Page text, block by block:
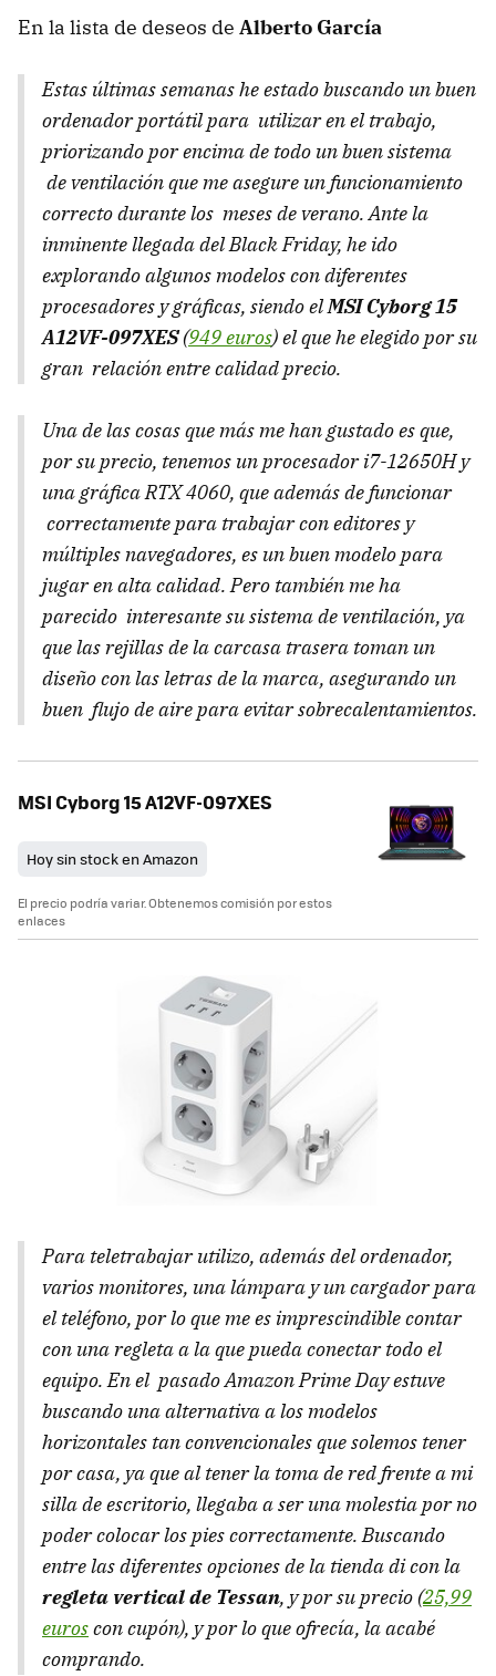
En la lista de deseos de Alberto García
Estas últimas semanas he estado buscando un buen
ordenador portátil para utilizar en el trabajo,
priorizando por encima de todo un buen sistema
de ventilación que me asegure un funcionamiento
correcto durante los meses de verano. Ante la
inminente llegada del Black Friday, he ido
explorando algunos modelos con diferentes
procesadores y gráficas, siendo elMSI Cyborg 15
A12VF-097XES(949 euros) el que he elegido por su
gran relación entre calidad precio.
Una de las cosas que más me han gustado es que,
por su precio, tenemos un procesador i7-12650H y
una gráfica RTX 4060, que además de funcionar
correctamente para trabajar con editores y
múltiples navegadores, es un buen modelo para
jugar en alta calidad. Pero también me ha
parecido interesante su sistema de ventilación, ya
que las rejillas de la carcasa trasera toman un
diseño con las letras de la marca, asegurando un
buen flujo de aire para evitar sobrecalentamientos.
MSI Cyborg 15 A12VF-097XES
Hoy sin stock en Amazon
El precio podría variar. Obtenemos comisión por estos
enlaces
Para teletrabajar utilizo, además del ordenador,
varios monitores, una lámpara y un cargador para
el teléfono, por lo que me es imprescindible contar
con una regleta a la que pueda conectar todo el
equipo. En el pasado Amazon Prime Day estuve
buscando una alternativa a los modelos
horizontales tan convencionales que solemos tener
por casa, ya que al tener la toma de red frente a mi
silla de escritorio, llegaba a ser una molestia por no
poder colocar los pies correctamente. Buscando
entre las diferentes opciones de la tienda di con la
regleta vertical de Tessan, y por su precio (25,99
euroscon cupón), y por lo que ofrecía, la acabé
comprando.